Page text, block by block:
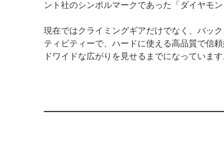
ント社のシンボルマークであった「ダイヤモ
現在ではクライミングギアだけでなく、バッ
ティビティーで、ハードに使える高品質で信
ドワイドな広がりを見せるまでになっています